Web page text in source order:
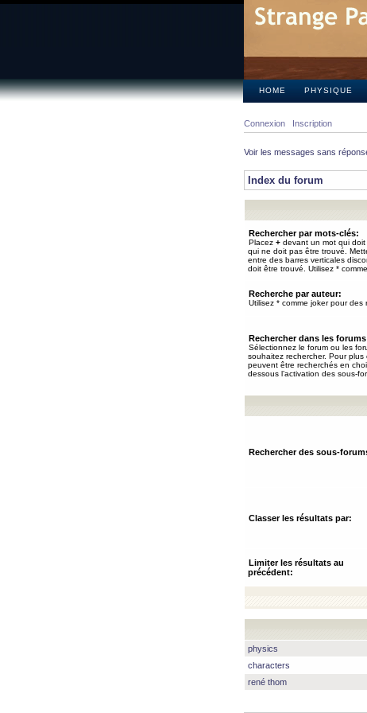
HOME PHYSIQUE
Connexion Inscription
Voir les messages sans
Index du forum
Rechercher par mots-clés:
Placez + devant un mot qui
qui ne doit pas être trouvé.
entre des barres verticales
doit être trouvé. Utilisez *
Recherche par auteur:
Utilisez * comme joker pour des
Rechercher dans les
Sélectionnez le forum ou les
souhaitez rechercher. Pour
peuvent être recherchés en
dessous l’activation des sous-
Rechercher des sous-
Classer les résultats par:
Limiter les résultats au
précédent:
physics
characters
rené thom